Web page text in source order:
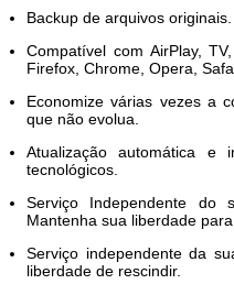
Backup de arquivos originais.
Compatível com AirPlay,
Firefox, Chrome, Opera,
Economize várias vezes a
que não evolua.
Atualização automática e
tecnológicos.
Serviço Independente do
Mantenha sua liberdade
Serviço independente da
liberdade de rescindir.